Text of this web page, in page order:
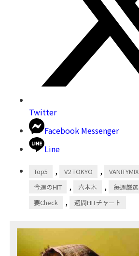
Twitter
Facebook Messenger
Line
Top5 , V2 TOKYO , VANITYMIX
今週のHIT , 六本木 , 毎週厳選
要Check , 週間HITチャート